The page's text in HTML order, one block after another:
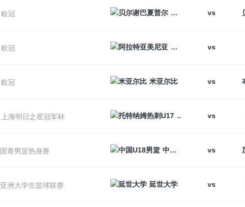
欧冠 贝尔谢巴夏普尔
vs
欧冠 阿拉特亚美尼亚
vs
欧冠 米亚尔比 vs
上海明日之星冠军杯 托特纳姆热刺U17
vs
国青男篮热身赛 中国U18男篮 vs
亚洲大学生篮球联赛 延世大学 vs